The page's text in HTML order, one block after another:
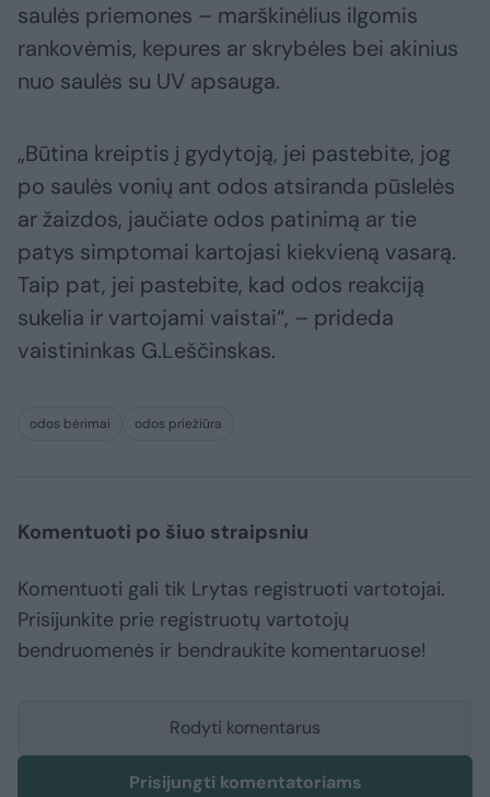
saulės priemones – marškinėlius ilgomis
rankovėmis, kepures ar skrybėles bei akinius
nuo saulės su UV apsauga.
„Būtina kreiptis į gydytoją, jei pastebite, jog
po saulės vonių ant odos atsiranda pūslelės
ar žaizdos, jaučiate odos patinimą ar tie
patys simptomai kartojasi kiekvieną vasarą.
Taip pat, jei pastebite, kad odos reakciją
sukelia ir vartojami vaistai“, – prideda
vaistininkas G.Leščinskas.
odos bėrimai odos priežiūra
Komentuoti po šiuo straipsniu
Komentuoti gali tik Lrytas registruoti vartotojai.
Prisijunkite prie registruotų vartotojų
bendruomenės ir bendraukite komentaruose!
Rodyti komentarus
Prisijungti komentatoriams